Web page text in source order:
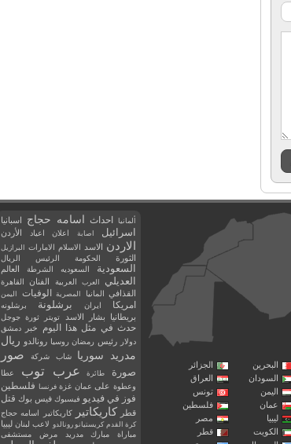
البحرين
الجزائر
السودان
العراق
اليمن
تونس
عمان
فلسطين
ليبيا
مصر
الكويت
قطر
ألمانيا احداث اسامه حجاج اسبانيا
اسرائيل اصابة اعلان اعياد الأردن
الاردن الاسد الاسلام الامارات البرازيل
الثورة الحكومة الرئيس الريال
السعودية السعوديه الشرطة العالم
العديلي العرب العربية الفنان القاهرة
القذافي المانيا المصرية الوفيات اليمن
امريكا ايران برشلونة برشلونه
بريطانيا بشار الاسد تويتر ثورة جوجل
حدث في مثل هذا اليوم خبر
دمشق
دولار
رئيس رمضان روسيا رونالدو ريال
مدريد
سوريا شاب شركة صور
صورة طائرة عرب توب
عطا
وعطوة على عمان غزة فرنسا فلسطين
فوز في فيديو فيسبوك فيس بوك قتل
قطر كاريكاتير كاريكاتير اسامه حجاج
كرة القدم كريستيانو رونالدو لاعب لبنان ليبيا
مباراة مبارك مدريد مرض مستشفى